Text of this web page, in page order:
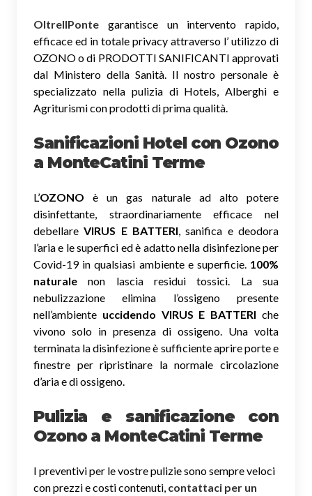
OltreIlPonte garantisce un intervento rapido,
efficace ed in totale privacy attraverso l’ utilizzo di
OZONO o di PRODOTTI SANIFICANTI approvati
dal Ministero della Sanità. Il nostro personale è
specializzato nella pulizia di Hotels, Alberghi e
Agriturismi con prodotti di prima qualità.
Sanificazioni Hotel con Ozono
a MonteCatini Terme
L’OZONO è un gas naturale ad alto potere
disinfettante, straordinariamente efficace nel
debellareVIRUS E BATTERI, sanifica e deodora
l’aria e le superfici ed è adatto nella disinfezione per
Covid-19 in qualsiasi ambiente e superficie. 100%
naturale non lascia residui tossici. La sua
nebulizzazione elimina l’ossigeno presente
nell’ambiente uccidendo VIRUS E BATTERI che
vivono solo in presenza di ossigeno. Una volta
terminata la disinfezione è sufficiente aprire porte e
finestre per ripristinare la normale circolazione
d’aria e di ossigeno.
Pulizia e sanificazione con
Ozono a MonteCatini Terme
I preventivi per le vostre pulizie sono sempre veloci
con prezzi e costi contenuti, contattaci per un